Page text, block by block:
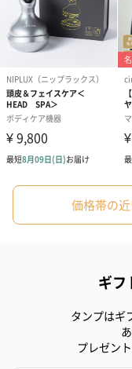
価格帯の
ギフ
タンプはギ
プレゼン